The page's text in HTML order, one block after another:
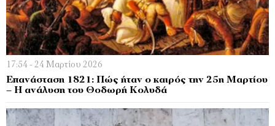
17:54 - 24 Μαρτίου 2026
Επανάσταση 1821: Πώς ήταν ο καιρός την 25η Μαρτίου
– Η ανάλυση του Θοδωρή Κολυδά